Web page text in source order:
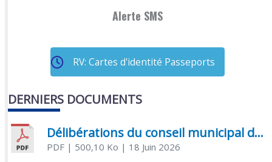
Alerte SMS
RV: Cartes d'identité Passeports
DERNIERS DOCUMENTS
Délibérations du conseil municipal du 18 juin 2026
PDF| 500,10 Ko | 18 Juin 2026